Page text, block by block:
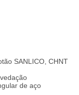
SANLICO, CHNT
de aço